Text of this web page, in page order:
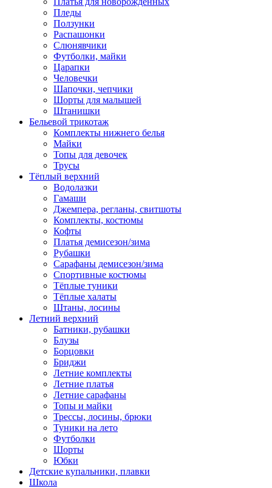
Пледы
Ползунки
Распашонки
Слюнявчики
Футболки, майки
Царапки
Человечки
Шапочки, чепчики
Шорты для малышей
Штанишки
Бельевой трикотаж
Комплекты нижнего белья
Майки
Топы для девочек
Трусы
Тёплый верхний
Водолазки
Гамаши
Джемпера, регланы, свитшоты
Комплекты, костюмы
Кофты
Платья демисезон/зима
Рубашки
Сарафаны демисезон/зима
Спортивные костюмы
Тёплые туники
Тёплые халаты
Штаны, лосины
Летний верхний
Батники, рубашки
Блузы
Борцовки
Бриджи
Летние комплекты
Летние платья
Летние сарафаны
Топы и майки
Трессы, лосины, брюки
Туники на лето
Футболки
Шорты
Юбки
Детские купальники, плавки
Школа